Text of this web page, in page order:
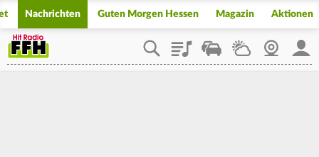
Nachrichten Guten Morgen Hessen Magazin Aktionen
PlaylistStaupilotWetterWebcam